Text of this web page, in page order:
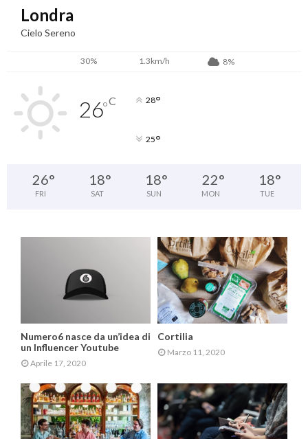
Londra
Cielo Sereno
30% 1.3km/h 8%
26°C 28°
25°
26°
FRI
18°
SAT
18°
SUN
22°
MON
18°
TUE
Numero6 nasce da un’idea di
un Influencer Youtube
Aprile 17, 2020
Cortilia
Marzo 11, 2020